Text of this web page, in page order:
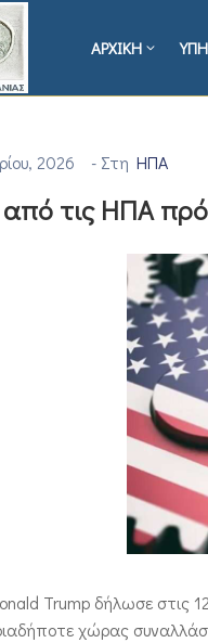
ΑΡΧΙΚΗ
2026 - Στη ΗΠΑ
τις ΗΠΑ
Trump δήλωσε στις
χώρας